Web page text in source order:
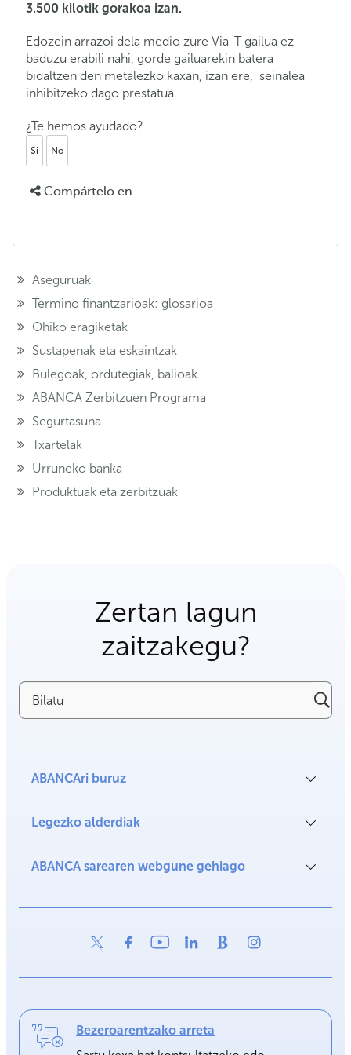
3.500 kilotik gorakoa izan.
Edozein arrazoi dela medio zure Via-T gailua ez
baduzu erabili nahi, gorde gailuarekin batera
bidaltzen den metalezko kaxan, izan ere, seinalea
inhibitzeko dago prestatua.
¿Te hemos ayudado?
Si No
Compártelo en...
Aseguruak
Termino finantzarioak: glosarioa
Ohiko eragiketak
Sustapenak eta eskaintzak
Bulegoak, ordutegiak, balioak
ABANCA Zerbitzuen Programa
Segurtasuna
Txartelak
Urruneko banka
Produktuak eta zerbitzuak
Zertan lagun
zaitzakegu?
Bilatu
ABANCAri buruz
Legezko alderdiak
ABANCA sarearen webgune gehiago
Bezeroarentzako arreta